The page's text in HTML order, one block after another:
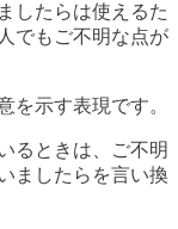
したらは使えるた
でもご不明な点が
を示す表現です。
るときは、ご不明
ましたらを言い換